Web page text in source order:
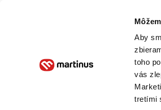
Aby
toho
vás
tretími
Poukážky